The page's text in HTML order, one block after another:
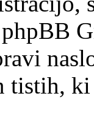
tistih,